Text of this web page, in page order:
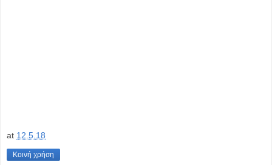
at 12.5.18
Κοινή χρήση